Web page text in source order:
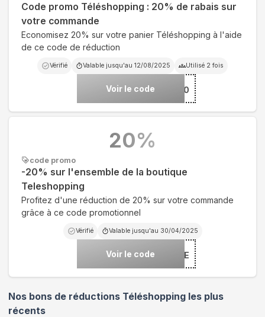
Code promo Téléshopping : 20% de rabais sur
votre commande
Economisez 20% sur votre panier Téléshopping à l'aide
de ce code de réduction
Vérifié Valable jusqu'au 12/08/2025 Utilisé 2 fois
Voir le code***RE20
code promo
-20% sur l'ensemble de la boutique
Teleshopping
Profitez d'une réduction de 20% sur votre commande
grâce à ce code promotionnel
Vérifié Valable jusqu'au 30/04/2025
Voir le code***TOIE
20%
Nos bons de réductions Téléshopping les plus
récents